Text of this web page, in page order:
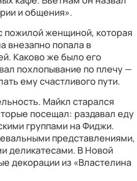
и общения».
женщиной, которая
внезапно попала в
Каково же было его
похлопывание по плечу —
ему счастливого пути.
Майкл старался
посещал: раздавал еду
группами на Фиджи.
представлениями,
деликатесами. В Новой
декорации из «Властелина